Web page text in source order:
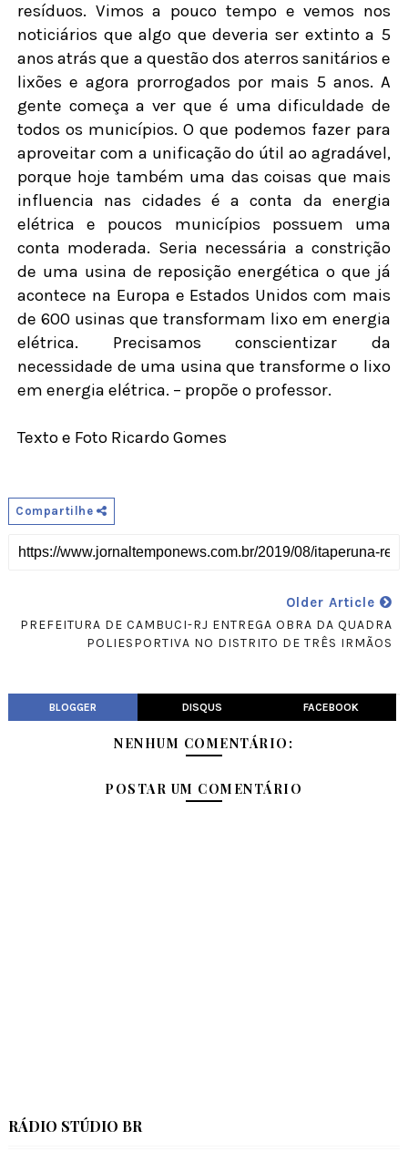
resíduos. Vimos a pouco tempo e vemos nos
noticiários que algo que deveria ser extinto a 5
anos atrás que a questão dos aterros sanitários e
lixões e agora prorrogados por mais 5 anos. A
gente começa a ver que é uma dificuldade de
todos os municípios. O que podemos fazer para
aproveitar com a unificação do útil ao agradável,
porque hoje também uma das coisas que mais
influencia nas cidades é a conta da energia
elétrica e poucos municípios possuem uma
conta moderada. Seria necessária a constrição
de uma usina de reposição energética o que já
acontece na Europa e Estados Unidos com mais
de 600 usinas que transformam lixo em energia
elétrica. Precisamos conscientizar da
necessidade de uma usina que transforme o lixo
em energia elétrica. – propõe o professor.
Texto e Foto Ricardo Gomes
Compartilhe
Older Article
PREFEITURA DE CAMBUCI-RJ ENTREGA OBRA DA QUADRA
POLIESPORTIVA NO DISTRITO DE TRÊS IRMÃOS
BLOGGER DISQUS FACEBOOK
NENHUM COMENTÁRIO:
POSTAR UM COMENTÁRIO
RÁDIO STÚDIO BR